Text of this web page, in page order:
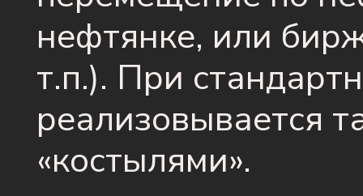
нефтянке, или
т.п.). При
реализовывается
«костылями».